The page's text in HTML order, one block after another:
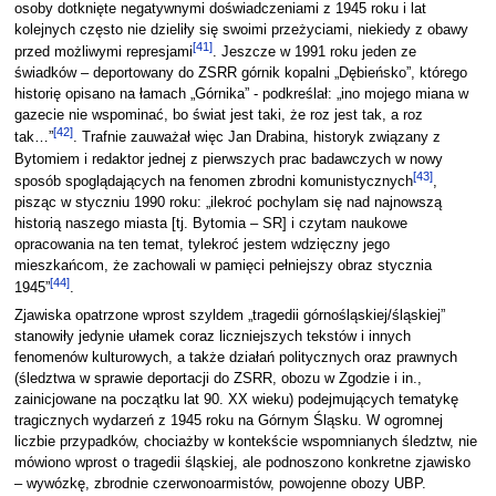
osoby dotknięte negatywnymi doświadczeniami z 1945 roku i lat
kolejnych często nie dzieliły się swoimi przeżyciami, niekiedy z obawy
przed możliwymi represjami[41]. Jeszcze w 1991 roku jeden ze
świadków – deportowany do ZSRR górnik kopalni „Dębieńsko”, którego
historię opisano na łamach „Górnika” - podkreślał: „ino mojego miana w
gazecie nie wspominać, bo świat jest taki, że roz jest tak, a roz
tak…”[42]. Trafnie zauważał więc Jan Drabina, historyk związany z
Bytomiem i redaktor jednej z pierwszych prac badawczych w nowy
sposób spoglądających na fenomen zbrodni komunistycznych[43],
pisząc w styczniu 1990 roku: „ilekroć pochylam się nad najnowszą
historią naszego miasta [tj. Bytomia – SR] i czytam naukowe
opracowania na ten temat, tylekroć jestem wdzięczny jego
mieszkańcom, że zachowali w pamięci pełniejszy obraz stycznia
1945”[44].
Zjawiska opatrzone wprost szyldem „tragedii górnośląskiej/śląskiej”
stanowiły jedynie ułamek coraz liczniejszych tekstów i innych
fenomenów kulturowych, a także działań politycznych oraz prawnych
(śledztwa w sprawie deportacji do ZSRR, obozu w Zgodzie i in.,
zainicjowane na początku lat 90. XX wieku) podejmujących tematykę
tragicznych wydarzeń z 1945 roku na Górnym Śląsku. W ogromnej
liczbie przypadków, chociażby w kontekście wspomnianych śledztw, nie
mówiono wprost o tragedii śląskiej, ale podnoszono konkretne zjawisko
– wywózkę, zbrodnie czerwonoarmistów, powojenne obozy UBP.